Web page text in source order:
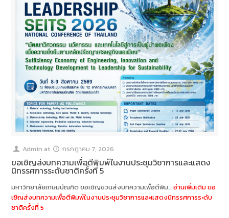
Admin at กรกฎาคม 7, 2026
ขอเชิญส่งบทความเพื่อตีพิมพ์ในงานประชุมวิชาการและแสดง
นิทรรศการระดับชาติครั้งที่ 5
มหาวิทยาลัยเกษมบัณฑิต ขอเชิญชวนส่งบทความเพื่อตีพิม…อ่านเพิ่มเติมขอ
เชิญส่งบทความเพื่อตีพิมพ์ในงานประชุมวิชาการและแสดงนิทรรศการระดับ
ชาติครั้งที่ 5